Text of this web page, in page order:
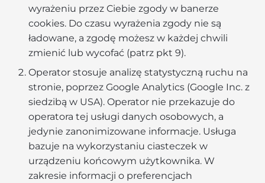
wyrażeniu przez Ciebie zgody w banerze
cookies. Do czasu wyrażenia zgody nie są
ładowane, a zgodę możesz w każdej chwili
zmienić lub wycofać (patrz pkt 9).
Operator stosuje analizę statystyczną ruchu na
stronie, poprzez Google Analytics (Google Inc. z
siedzibą w USA). Operator nie przekazuje do
operatora tej usługi danych osobowych, a
jedynie zanonimizowane informacje. Usługa
bazuje na wykorzystaniu ciasteczek w
urządzeniu końcowym użytkownika. W
zakresie informacji o preferencjach